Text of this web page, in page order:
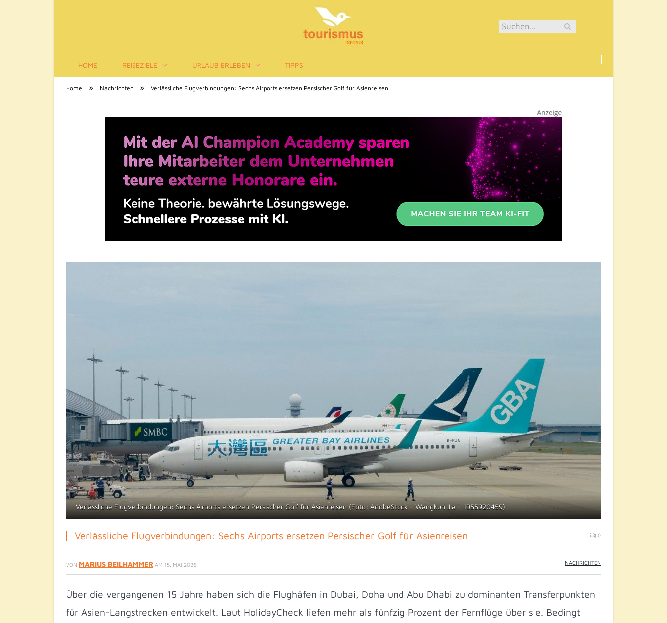
Tourismus-Infos
HOME REISEZIELE URLAUB ERLEBEN TIPPS
Home » Nachrichten » Verlässliche Flugverbindungen: Sechs Airports ersetzen Persischer Golf für Asienreisen
Verlässliche Flugverbindungen: Sechs Airports ersetzen Persischer Golf für Asienreisen (Foto: AdobeStock - Wangkun Jia - 1055920459)
Verlässliche Flugverbindungen: Sechs Airports ersetzen Persischer Golf für Asienreisen 0
VON MARIUS BEILHAMMER AM 15. MAI 2026 NACHRICHTEN
Über die vergangenen 15 Jahre haben sich die Flughäfen in Dubai, Doha und Abu Dhabi zu dominanten Transferpunkten
für Asien-Langstrecken entwickelt. Laut HolidayCheck liefen mehr als fünfzig Prozent der Fernflüge über sie. Bedingt